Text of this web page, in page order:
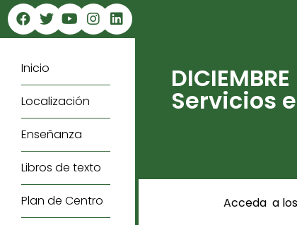
Inicio
Localización
Enseñanza
Libros de texto
Plan de Centro
DICIEMBRE
Servicios
Acceda a